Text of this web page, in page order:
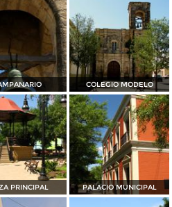
COLEGIO MODELO
PRINCIPAL PALACIO MUNICIPAL